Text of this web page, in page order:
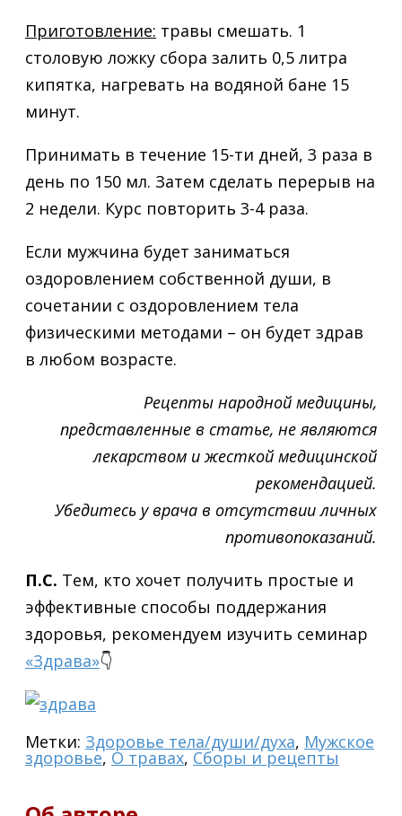
Приготовление: травы смешать. 1
столовую ложку сбора залить 0,5 литра
кипятка, нагревать на водяной бане 15
минут.
Принимать в течение 15-ти дней, 3 раза в
день по 150 мл. Затем сделать перерыв на
2 недели. Курс повторить 3-4 раза.
Если мужчина будет заниматься
оздоровлением собственной души, в
сочетании с оздоровлением тела
физическими методами – он будет здрав
в любом возрасте.
Рецепты народной медицины,
представленные в статье, не являются
лекарством и жесткой медицинской
рекомендацией.
Убедитесь у врача в отсутствии личных
противопоказаний.
П.С. Тем, кто хочет получить простые и
эффективные способы поддержания
здоровья, рекомендуем изучить семинар
«Здрава»👇
Метки: Здоровье тела/души/духа, Мужское
здоровье, О травах, Сборы и рецепты